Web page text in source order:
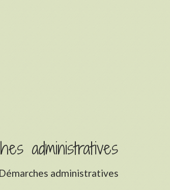
administratives
Démarches administratives